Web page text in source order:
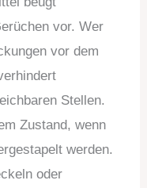
vor. Wer
vor dem
Stellen.
Zustand, wenn
werden.
oder